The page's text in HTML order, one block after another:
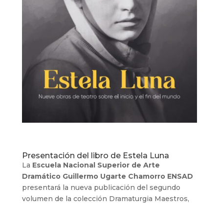
Presentación del libro de Estela Luna
La Escuela Nacional Superior de Arte
Dramático Guillermo Ugarte Chamorro ENSAD
presentará la nueva publicación del segundo
volumen de la colección Dramaturgia Maestros,